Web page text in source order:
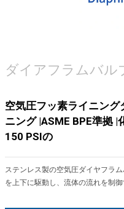
ダイアフラムバル
空気圧フッ素ライニング
ニング |ASME BPE準拠
150 PSIの
ステンレス製の空気圧ダイヤフラ
を上下に駆動し、流体の流れを制御